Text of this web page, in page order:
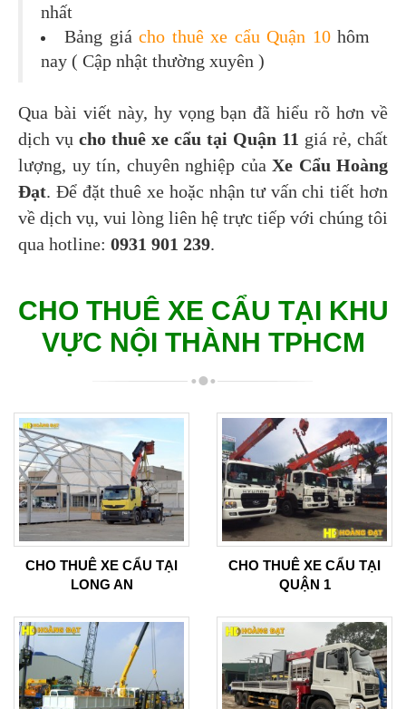
nhất
Bảng giá cho thuê xe cẩu Quận 10hôm
nay ( Cập nhật thường xuyên )
Qua bài viết này, hy vọng bạn đã hiểu rõ hơn về
dịch vụ cho thuê xe cẩu tại Quận 11 giá rẻ, chất
lượng, uy tín, chuyên nghiệp của Xe Cẩu Hoàng
Đạt. Để đặt thuê xe hoặc nhận tư vấn chi tiết hơn
về dịch vụ, vui lòng liên hệ trực tiếp với chúng tôi
qua hotline: 0931 901 239.
CHO THUÊ XE CẨU TẠI KHU
VỰC NỘI THÀNH TPHCM
CHO THUÊ XE CẨU TẠI
LONG AN
CHO THUÊ XE CẨU TẠI
QUẬN 1